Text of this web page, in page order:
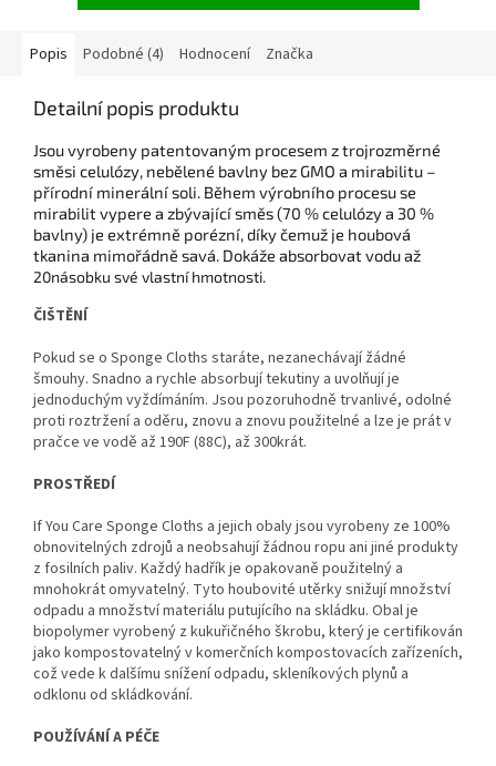
Popis Podobné (4) Hodnocení Značka
Detailní popis produktu
Jsou vyrobeny patentovaným procesem z trojrozměrné
směsi celulózy, nebělené bavlny bez GMO a mirabilitu –
přírodní minerální soli. Během výrobního procesu se
mirabilit vypere a zbývající směs (70 % celulózy a 30 %
bavlny) je extrémně porézní, díky čemuž je houbová
tkanina mimořádně savá. Dokáže absorbovat vodu až
20násobku své vlastní hmotnosti.
ČIŠTĚNÍ
Pokud se o Sponge Cloths staráte, nezanechávají žádné
šmouhy. Snadno a rychle absorbují tekutiny a uvolňují je
jednoduchým vyždímáním. Jsou pozoruhodně trvanlivé, odolné
proti roztržení a oděru, znovu a znovu použitelné a lze je prát v
pračce ve vodě až 190F (88C), až 300krát.
PROSTŘEDÍ
If You Care Sponge Cloths a jejich obaly jsou vyrobeny ze 100%
obnovitelných zdrojů a neobsahují žádnou ropu ani jiné produkty
z fosilních paliv. Každý hadřík je opakovaně použitelný a
mnohokrát omyvatelný. Tyto houbovité utěrky snižují množství
odpadu a množství materiálu putujícího na skládku. Obal je
biopolymer vyrobený z kukuřičného škrobu, který je certifikován
jako kompostovatelný v komerčních kompostovacích zařízeních,
což vede k dalšímu snížení odpadu, skleníkových plynů a
odklonu od skládkování.
POUŽÍVÁNÍ A PÉČE